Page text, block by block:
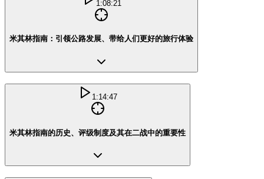
1:08:21
米其林指南：引领公路发展、带给人们更好的旅行体验
1:14:47
米其林指南的历史、评级制度及其在二战中的重要性